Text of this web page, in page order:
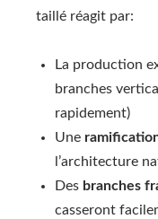
taillé réagit par:
La production
branches
rapidement)
Une
l’architecture
Des branches
casseront